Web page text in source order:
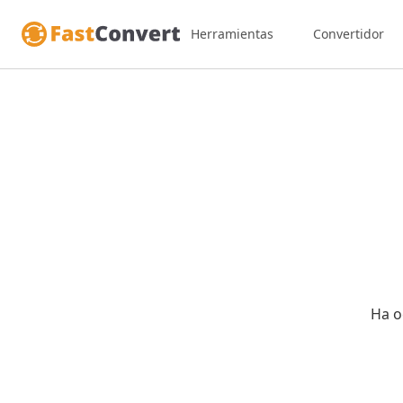
Herramientas Convertidor
Ha